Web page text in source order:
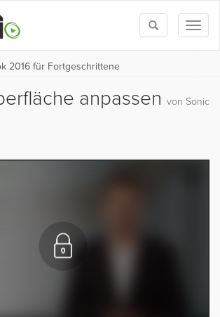
Toggle
search
2016 für Fortgeschrittene
anpassen von Sonic